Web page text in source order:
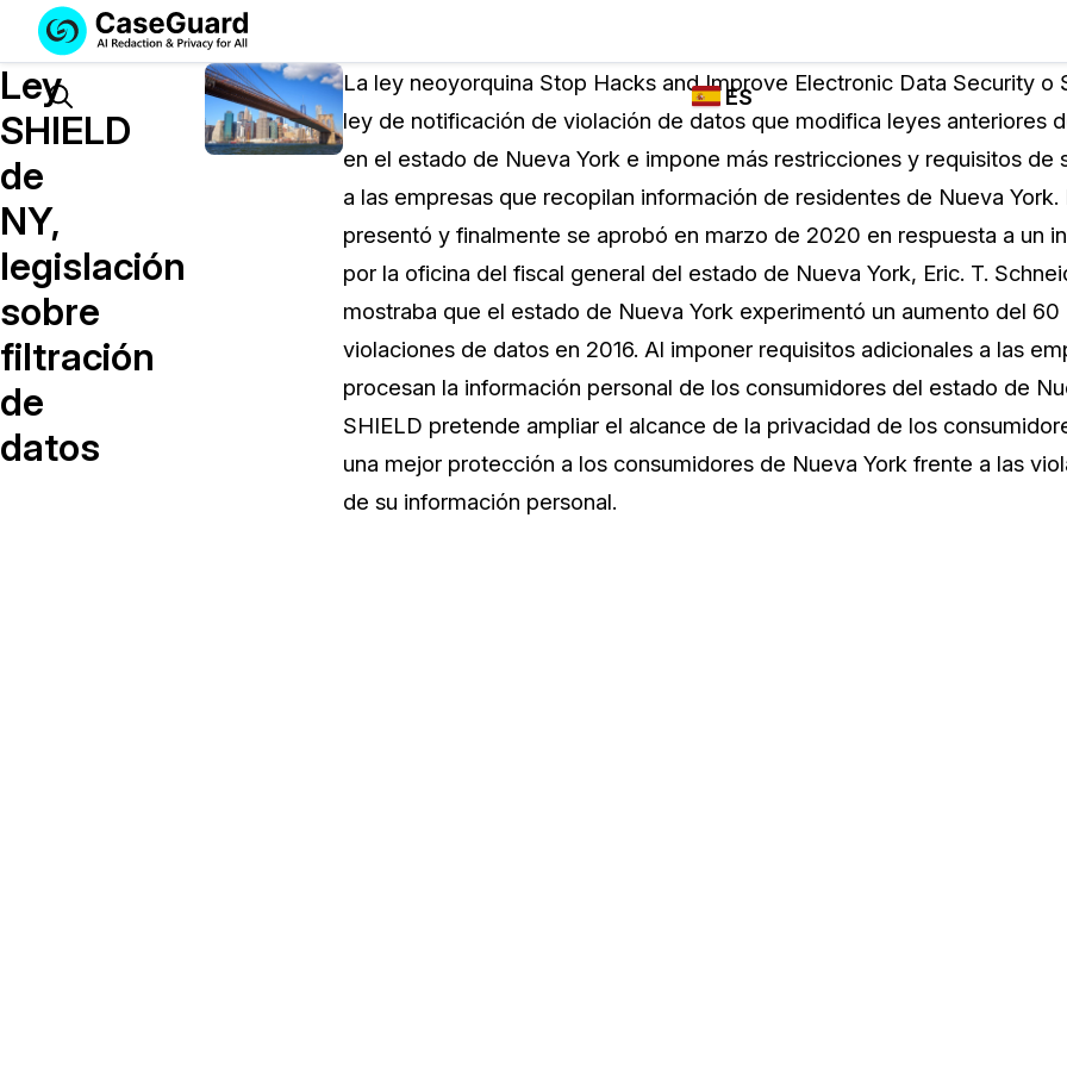
Servicios
SUSCRÍBASE
A
CASEGUARD
STUDIO
Licencia de CaseGuard Studio
Precios de Redacción a Pedido
Soluciones
FUNCIONES DE
TRANSCRIPCIÓN
Y TRADUCCIÓN
DE CASEGUARD
Redacción de vídeos
de notas y más con un solo clic desde una
cantidad ilimitada de videos
Redacción de documentos
Redacte información de identificación
personal (PII) de miles de archivos PDF,
Excel, Doc, correo electrónico y PST con un
Industrias
¿QUIÉN
La
Search
ES
Español
Ley
SHIELD
de
NY,
legislación
sobre
filtración
de
datos
La ley neoyorquina Stop Hacks and Improve Electronic Data Security o
ley de notificación de violación de datos que modifica leyes anteriores
en el estado de Nueva York e impone más restricciones y requisitos de
a las empresas que recopilan información de residentes de Nueva York.
presentó y finalmente se aprobó en marzo de 2020 en respuesta a un
por la oficina del fiscal general del estado de Nueva York, Eric. T.
mostraba que el estado de Nueva York experimentó un aumento del 60
violaciones de datos en 2016. Al imponer requisitos adicionales a las
procesan la información personal de los consumidores del estado de
SHIELD pretende ampliar el alcance de la privacidad de los
una mejor protección a los consumidores de Nueva York frente a las
de su información personal.